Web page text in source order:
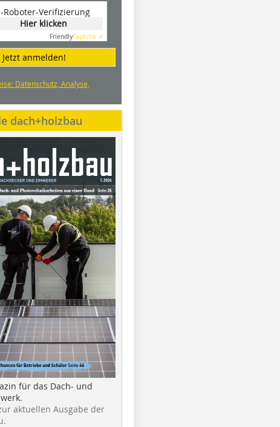
Roboter-Verifizierung
Hier klicken
FriendlyCaptcha ⇗
Jetzt anmelden!
Datenschutz, Analyse,
dach+holzbau
für das Dach- und
aktuellen Ausgabe der